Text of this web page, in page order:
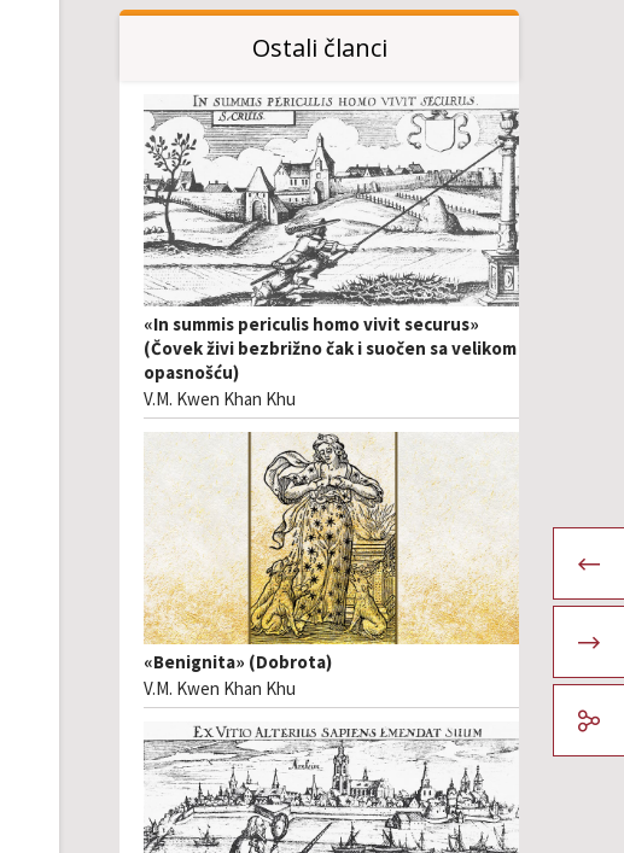
Ostali članci
«In summis periculis homo vivit securus»
(Čovek živi bezbrižno čak i suočen sa velikom
opasnošću)
V.M. Kwen Khan Khu
«Benignita» (Dobrota)
V.M. Kwen Khan Khu